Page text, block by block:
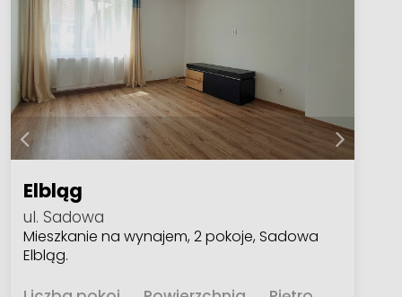
Elbląg
ul. Sadowa
Mieszkanie na wynajem, 2 pokoje, Sadowa
Elbląg.